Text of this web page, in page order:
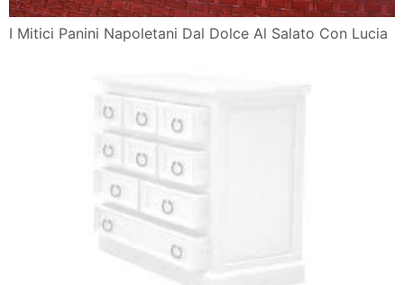
I Mitici Panini Napoletani Dal Dolce Al Salato Con Lucia